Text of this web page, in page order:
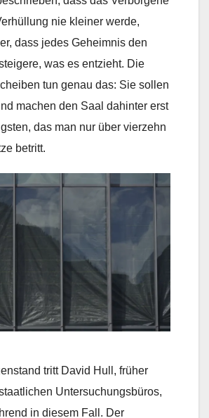
nie kleiner werde,
dass jedes Geheimnis den
was es entzieht. Die
tun genau das: Sie sollen
machen den Saal dahinter erst
das man nur über vierzehn
betritt.
tritt David Hull, früher
Untersuchungsbüros,
in diesem Fall. Der